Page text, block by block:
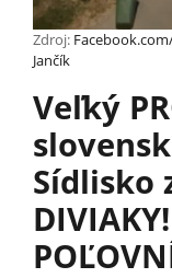
Zdroj:
Jančík
Veľký
Sídlisko